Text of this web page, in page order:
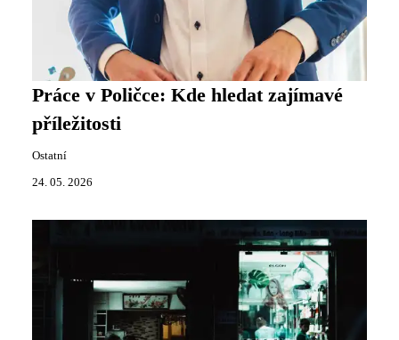
Práce v Poličce: Kde hledat zajímavé
příležitosti
Ostatní
24. 05. 2026